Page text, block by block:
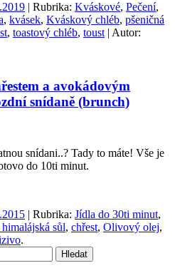
| Rubrika: Kváskové, Pečení,
, kvásek, Kváskový chléb, pšeničná
, toastový chléb, toust | Autor:
a avokádovým
snídaně (brunch)
snídani..? Tady to máte! Vše je
do 10ti minut.
| Rubrika: Jídla do 30ti minut,
himalájská sůl, chřest, Olivový olej,
.